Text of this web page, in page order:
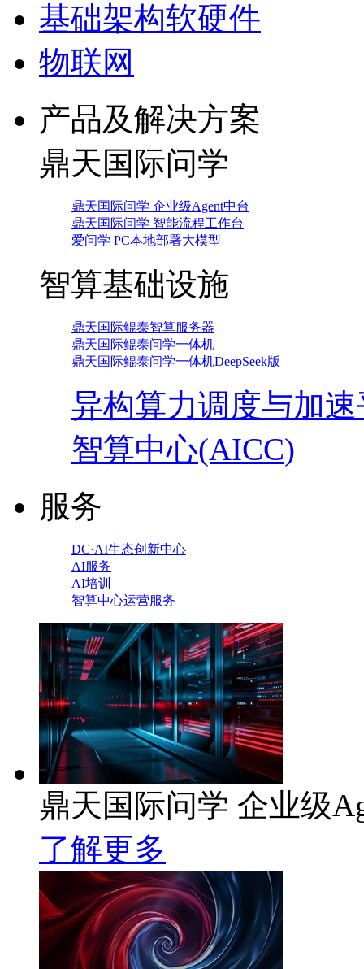
基础架构软硬件
物联网
产品及解决方案
鼎天国际问学
鼎天国际问学 企业级Agent中台
鼎天国际问学 智能流程工作台
爱问学 PC本地部署大模型
智算基础设施
鼎天国际鲲泰智算服务器
鼎天国际鲲泰问学一体机
鼎天国际鲲泰问学一体机DeepSeek版
异构算力调度与加
智算中心(AICC)
服务
DC·AI生态创新中心
AI服务
AI培训
智算中心运营服务
鼎天国际问学 企业级
了解更多